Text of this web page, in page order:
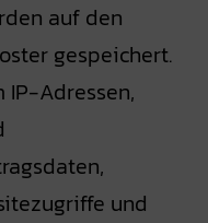
auf den
gespeichert.
IP-Adressen,
und